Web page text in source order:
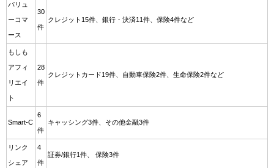
バリュ
ーコマ
ース
30
件
クレジット15件、銀行・決済11件、保険4件など
もしも
アフィ
リエイ
ト
28
件
クレジットカード19件、自動車保険2件、生命保険2件など
Smart-C
6
件
キャッシング3件、その他金融3件
リンク
シェア
4
件
証券/銀行1件、 保険3件